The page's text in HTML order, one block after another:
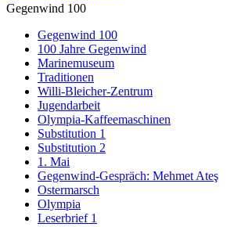
Gegenwind 100
Gegenwind 100
100 Jahre Gegenwind
Marinemuseum
Traditionen
Willi-Bleicher-Zentrum
Jugendarbeit
Olympia-Kaffeemaschinen
Substitution 1
Substitution 2
1. Mai
Gegenwind-Gespräch: Mehmet Ateş
Ostermarsch
Olympia
Leserbrief 1